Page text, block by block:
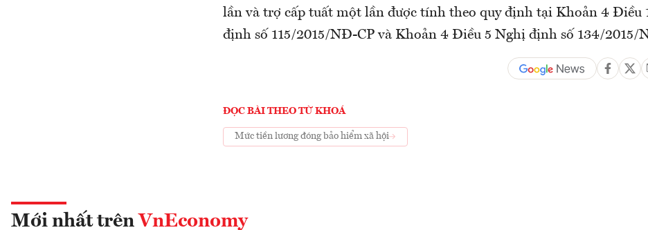
lần và trợ cấp tuất một lần được tính theo quy định tại Khoản 4 Điều
định số 115/2015/NĐ-CP và Khoản 4 Điều 5 Nghị định số 134/2015/
ĐỌC BÀI THEO TỪ KHOÁ
Mức tiền lương đóng bảo hiểm xã hội
Mới nhất trên VnEconomy